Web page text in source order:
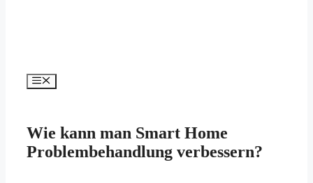
Menü
Wie kann man Smart Home
Problembehandlung verbessern?